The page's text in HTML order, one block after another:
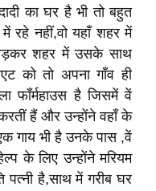
का घर है भी तो बहुत
रहे नहीं,वो यहाँ शहर में
शहर में उसके साथ
को तो अपना गाँव ही
फाँर्महाउस है जिसमें वें
हैं और उन्होंने वहाँ के
गाय भी है उनके पास ,वें
के लिए उन्होंने मरियम
है,साथ में गरीब घर